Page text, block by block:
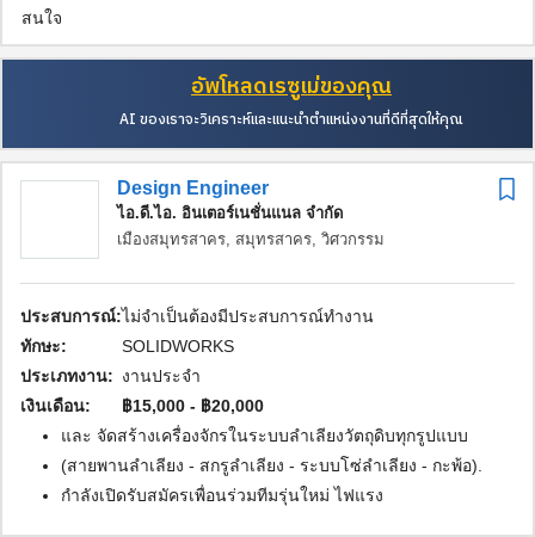
สนใจ
อัพโหลดเรซูเม่ของคุณ
AI ของเราจะวิเคราะห์และแนะนำตำแหน่งงานที่ดีที่สุดให้คุณ
Design Engineer
ไอ.ดี.ไอ. อินเตอร์เนชั่นแนล จำกัด
เมืองสมุทรสาคร, สมุทรสาคร, วิศวกรรม
ประสบการณ์: ไม่จำเป็นต้องมีประสบการณ์ทำงาน
ทักษะ:
SOLIDWORKS
ประเภทงาน:
งานประจำ
เงินเดือน:
฿15,000 - ฿20,000
และ จัดสร้างเครื่องจักรในระบบลำเลียงวัตถุดิบทุกรูปแบบ
(สายพานลำเลียง - สกรูลำเลียง - ระบบโซ่ลำเลียง - กะพ้อ).
กำลังเปิดรับสมัครเพื่อนร่วมทีมรุ่นใหม่ ไฟแรง